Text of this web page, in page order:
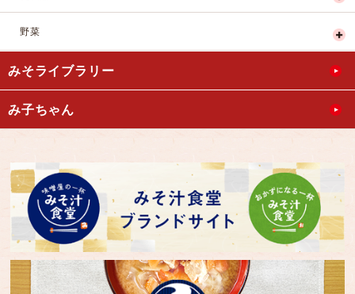
野菜
みそライブラリー
み子ちゃん